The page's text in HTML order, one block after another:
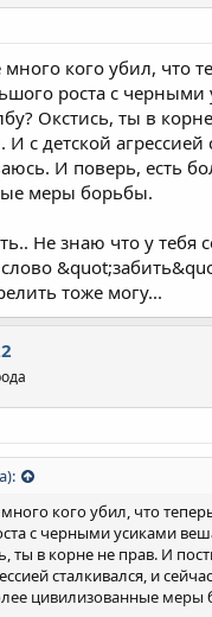
кого убил, что
роста с черными
Окстись, ты в
с детской агрессией
И поверь, есть
меры борьбы.
Не знаю что у тебя
тоже могу...
кого убил, что
с черными усиками
ты в корне не прав. И
сталкивался, и
цивилизованные меры